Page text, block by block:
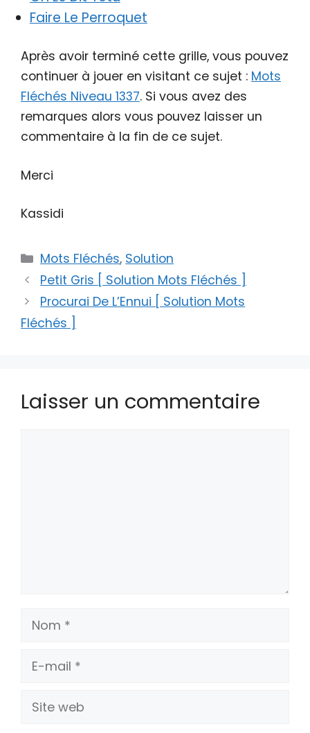
Faire Le Perroquet
Après avoir terminé cette grille, vous pouvez
continuer à jouer en visitant ce sujet : Mots
Fléchés Niveau 1337. Si vous avez des
remarques alors vous pouvez laisser un
commentaire à la fin de ce sujet.
Merci
Kassidi
Catégories
Mots Fléchés, Solution
Petit Gris [ Solution Mots Fléchés ]
Procurai De L’Ennui [ Solution Mots
Fléchés ]
Laisser un commentaire
Nom
E-
Site